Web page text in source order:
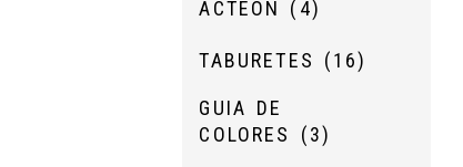
ACTEON (4)
TABURETES (16)
GUIA DE
COLORES (3)